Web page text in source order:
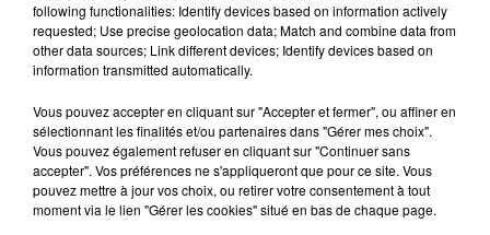
Dans la même série
Top Music a Rulantica
Top Music a Rulantica
following functionalities: Identify devices based on information actively
requested; Use precise geolocation data; Match and combine data from
other data sources; Link different devices; Identify devices based on
information transmitted automatically.
Vous pouvez accepter en cliquant sur "Accepter et fermer", ou affiner en
sélectionnant les finalités et/ou partenaires dans "Gérer mes choix".
Vous pouvez également refuser en cliquant sur "Continuer sans
accepter". Vos préférences ne s'appliqueront que pour ce site. Vous
pouvez mettre à jour vos choix, ou retirer votre consentement à tout
moment via le lien "Gérer les cookies" situé en bas de chaque page.